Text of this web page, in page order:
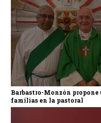
Barbastro-Monzón
familias en la pastoral